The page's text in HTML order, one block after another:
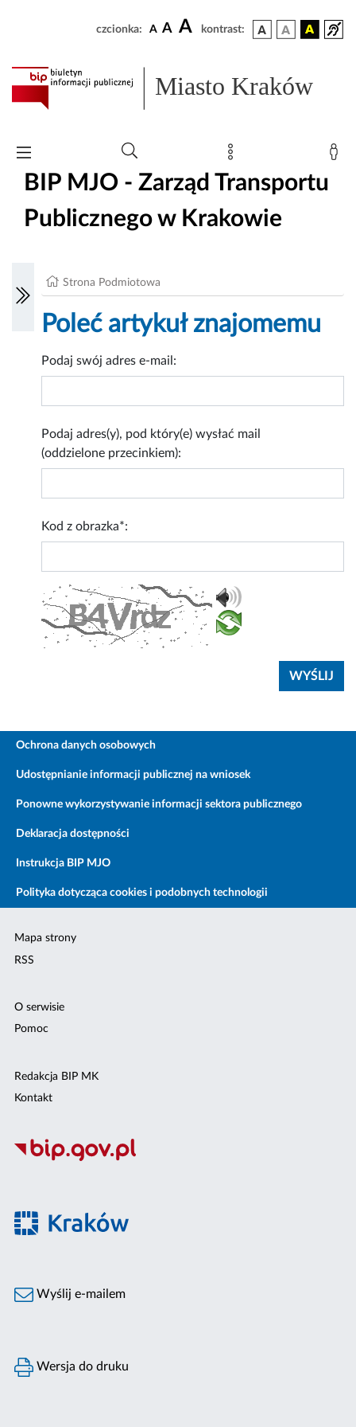
czcionka: A A A kontrast:
Miasto Kraków
BIP MJO - Zarząd Transportu
Publicznego w Krakowie
Strona Podmiotowa
Poleć artykuł znajomemu
Podaj swój adres e-mail:
Podaj adres(y), pod który(e) wysłać mail
(oddzielone przecinkiem):
Kod z obrazka*:
Ochrona danych osobowych
Udostępnianie informacji publicznej na wniosek
Ponowne wykorzystywanie informacji sektora publicznego
Deklaracja dostępności
Instrukcja BIP MJO
Polityka dotycząca cookies i podobnych technologii
Mapa strony
RSS
O serwisie
Pomoc
Redakcja BIP MK
Kontakt
Wyślij e-mailem
Wersja do druku